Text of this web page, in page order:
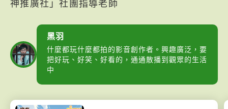
神推廣社」社團指導老師
黑羽
什麼都玩什麼都拍的影音創作者。興趣廣泛，要
把好玩、好笑、好看的，通通散播到觀眾的生活
中